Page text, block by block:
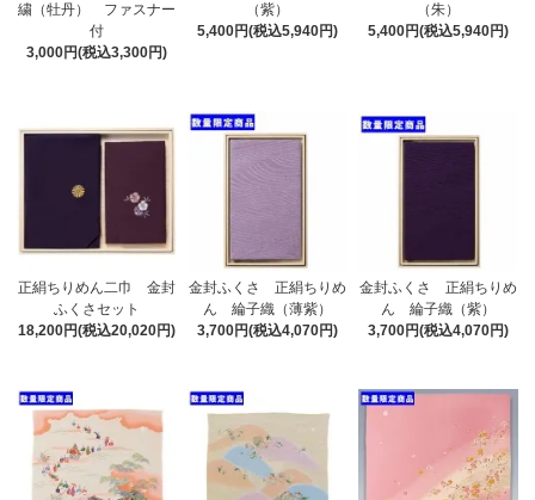
繍（牡丹） ファスナー
付
3,000円(税込3,300円)
（紫）
5,400円(税込5,940円)
（朱）
5,400円(税込5,940円)
正絹ちりめん二巾 金封
ふくさセット
18,200円(税込20,020円)
金封ふくさ 正絹ちりめ
ん 綸子織（薄紫）
3,700円(税込4,070円)
金封ふくさ 正絹ちりめ
ん 綸子織（紫）
3,700円(税込4,070円)